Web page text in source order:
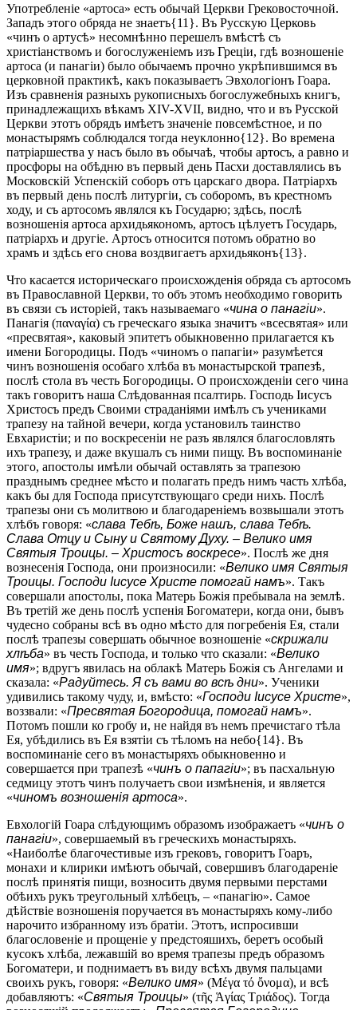
Употребленіе «артоса» есть обычай Церкви Грековосточной.
Западъ этого обряда не знаетъ{11}. Въ Русскую Церковь
«чинъ о артусѣ» несомнѣнно перешелъ вмѣстѣ съ
христіанствомъ и богослуженіемъ изъ Греціи, гдѣ возношеніе
артоса (и панагіи) было обычаемъ прочно укрѣпившимся въ
церковной практикѣ, какъ показываетъ Эвхологіонъ Гоара.
Изъ сравненія разныхъ рукописныхъ богослужебныхъ книгъ,
принадлежащихъ вѣкамъ XIV-XVII, видно, что и въ Русской
Церкви этотъ обрядъ имѣетъ значеніе повсемѣстное, и по
монастырямъ соблюдался тогда неуклонно{12}. Во времена
патріаршества у насъ было въ обычаѣ, чтобы артосъ, а равно и
просфоры на обѣдню въ первый день Пасхи доставлялись въ
Московскій Успенскій соборъ отъ царскаго двора. Патріархъ
въ первый день послѣ литургіи, съ соборомъ, въ крестномъ
ходу, и съ артосомъ являлся къ Государю; здѣсь, послѣ
возношенія артоса архидьякономъ, артосъ цѣлуетъ Государь,
патріархъ и другіе. Артосъ относится потомъ обратно во
храмъ и здѣсь его снова воздвигаетъ архидьяконъ{13}.
Что касается историческаго происхожденія обряда съ артосомъ
въ Православной Церкви, то объ этомъ необходимо говорить
въ связи съ исторіей, такъ называемаго «чина о панагіи».
Панагія (παναγία) съ греческаго языка значитъ «всесвятая» или
«пресвятая», каковый эпитетъ обыкновенно прилагается къ
имени Богородицы. Подъ «чиномъ о папагіи» разумѣется
чинъ возношенія особаго хлѣба въ монастырской трапезѣ,
послѣ стола въ честь Богородицы. О происхожденіи сего чина
такъ говоритъ наша Слѣдованная псалтирь. Господь Іисусъ
Христосъ предъ Своими страданіями имѣлъ съ учениками
трапезу на тайной вечери, когда установилъ таинство
Евхаристіи; и по воскресеніи не разъ являлся благословлять
ихъ трапезу, и даже вкушалъ съ ними пищу. Въ воспоминаніе
этого, апостолы имѣли обычай оставлять за трапезою
празднымъ среднее мѣсто и полагать предъ нимъ часть хлѣба,
какъ бы для Господа присутствующаго среди нихъ. Послѣ
трапезы они съ молитвою и благодареніемъ возвышали этотъ
хлѣбъ говоря: «слава Тебѣ, Боже нашъ, слава Тебѣ.
Слава Отцу и Сыну и Святому Духу. – Велико имя
Святыя Троицы. – Христосъ воскресе». Послѣ же дня
вознесенія Господа, они произносили: «Велико имя Святыя
Троицы. Господи Іисусе Христе помогай намъ». Такъ
совершали апостолы, пока Матерь Божія пребывала на землѣ.
Въ третій же день послѣ успенія Богоматери, когда они, бывъ
чудесно собраны всѣ въ одно мѣсто для погребенія Ея, стали
послѣ трапезы совершать обычное возношеніе «скрижали
хлѣба» въ честь Господа, и только что сказали: «Велико
имя»; вдругъ явилась на облакѣ Матерь Божія съ Ангелами и
сказала: «Радуйтесь. Я съ вами во всѣ дни». Ученики
удивились такому чуду, и, вмѣсто: «Господи Іисусе Христе»,
воззвали: «Пресвятая Богородица, помогай намъ».
Потомъ пошли ко гробу и, не найдя въ немъ пречистаго тѣла
Ея, убѣдились въ Ея взятіи съ тѣломъ на небо{14}. Въ
воспоминаніе сего въ монастыряхъ обыкновенно и
совершается при трапезѣ «чинъ о папагіи»; въ пасхальную
седмицу этотъ чинъ получаетъ свои измѣненія, и является
«чиномъ возношенія артоса».
Евхологій Гоара слѣдующимъ образомъ изображаетъ «чинъ о
панагіи», совершаемый въ греческихъ монастыряхъ.
«Наиболѣе благочестивые изъ грековъ, говоритъ Гоаръ,
монахи и клирики имѣютъ обычай, совершивъ благодареніе
послѣ принятія пищи, возносить двумя первыми перстами
обѣихъ рукъ треугольный хлѣбецъ, – «панагію». Самое
дѣйствіе возношенія поручается въ монастыряхъ кому-либо
нарочито избранному изъ братіи. Этотъ, испросивши
благословеніе и прощеніе у предстояшихъ, беретъ особый
кусокъ хлѣба, лежавшій во время трапезы предъ образомъ
Богоматери, и поднимаетъ въ виду всѣхъ двумя пальцами
своихъ рукъ, говоря: «Велико имя» (Μέγα τό ὄνομα), и всѣ
добавляютъ: «Святыя Троицы» (τῆς Ἁγίας Τριάδος). Тогда